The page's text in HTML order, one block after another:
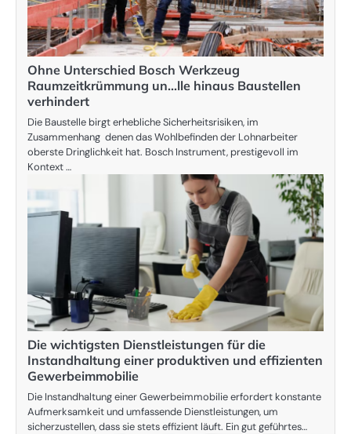
Ohne Unterschied Bosch Werkzeug
Raumzeitkrümmung un…lle hinaus Baustellen
verhindert
Die Baustelle birgt erhebliche Sicherheitsrisiken, im
Zusammenhang denen das Wohlbefinden der Lohnarbeiter
oberste Dringlichkeit hat. Bosch Instrument, prestigevoll im
Kontext …
Die wichtigsten Dienstleistungen für die
Instandhaltung einer produktiven und effizienten
Gewerbeimmobilie
Die Instandhaltung einer Gewerbeimmobilie erfordert konstante
Aufmerksamkeit und umfassende Dienstleistungen, um
sicherzustellen, dass sie stets effizient läuft. Ein gut geführtes…